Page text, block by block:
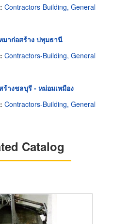
Contractors-Building, General
มาก่อสร้าง ปทุมธานี
Contractors-Building, General
ร้างชลบุรี - หม่อมเหมือง
Contractors-Building, General
Catalog